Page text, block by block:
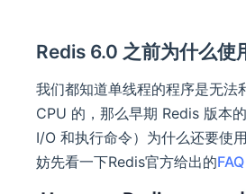
Redis 6.0 之前为什么使
我们都知道单线程的程序是无法
CPU 的，那么早期 Redis 版本
I/O 和执行命令）为什么还要使
妨先看一下Redis官方给出的FAQ